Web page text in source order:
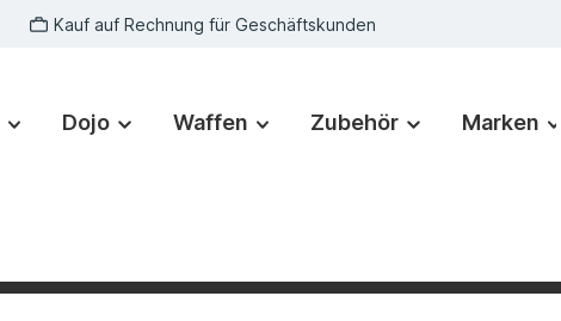
Kauf auf Rechnung für Geschäftskunden
Dojo Waffen Zubehör Marken